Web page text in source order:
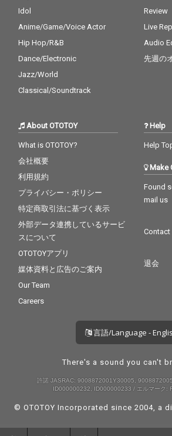
Idol
Anime/Game/Voice Actor
Hip Hop/R&B
Dance/Electronic
Jazz/World
Classical/Soundtrack
Review
Live
Audio
先週の
About OTOTOY
What is OTOTOY?
会社概要
利用規約
プライバシー・ポリシー
特定商取引法に基づく表示
外部データ連携しているサービ
スについて
OTOTOYアプリ
媒体資料と広告のご案内
Our Team
Careers
Help
Help
Make
Found
mail us
Contact
退会
言語/Language -
There's a sound you can't
許諾 JASRAC: 9008872001Y30005,
ID000000232, ID000000233 / エルマーク:
© OTOTOY Incorporated since 2004, a